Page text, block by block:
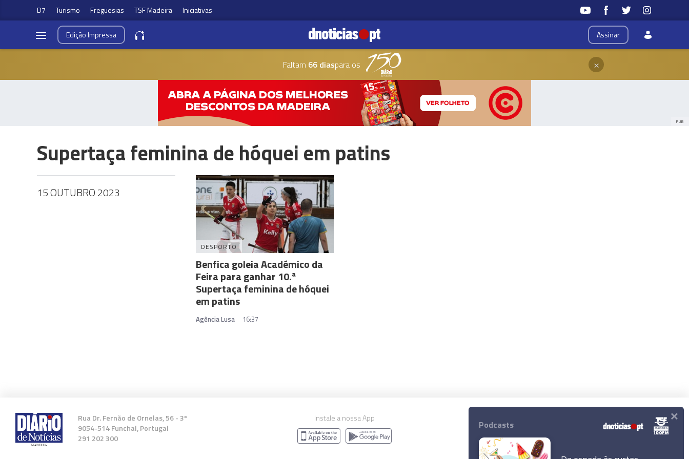
D7 Turismo Freguesias TSF Madeira Iniciativas
Assinar
EdiçãoImpressa
Faltam 66 diaspara os ×
PUB
Supertaça feminina de hóquei em patins
15 OUTUBRO 2023
DESPORTO
Benfica goleia Académico da
Feira para ganhar 10.ª
Supertaça feminina de hóquei
em patins
Agência Lusa 16:37
Rua Dr. Fernão de Ornelas, 56 - 3º
9054-514 Funchal, Portugal
291 202 300
Instale a nossa App
© 2023 Empresa Diário de Notícias, Lda.
Podcasts ×